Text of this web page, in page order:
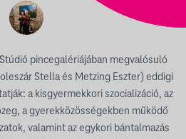
pincegalériájában megvalósuló
Stella és Metzing Eszter) eddigi
a kisgyermekkori szocializáció, az
a gyerekközösségekben működő
valamint az egykori bántalmazás